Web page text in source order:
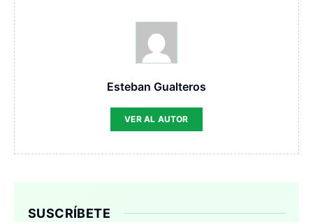
Esteban Gualteros
VER AL AUTOR
SUSCRÍBETE